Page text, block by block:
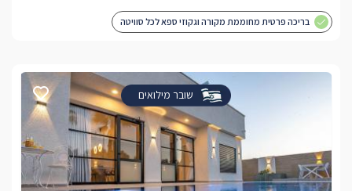
בריכה פרטית מחוממת מקורה וגקוזי ספא לכל סוויטה
שובר מילואים